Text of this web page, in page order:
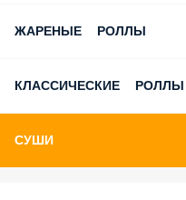
ЖАРЕНЫЕ РОЛЛЫ
КЛАССИЧЕСКИЕ РОЛЛЫ
СУШИ